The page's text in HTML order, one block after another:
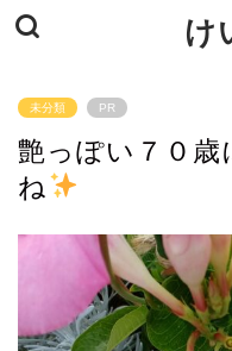
け
未分類 PR
艶っぽい７０
ね